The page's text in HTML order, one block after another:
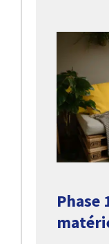
Phase